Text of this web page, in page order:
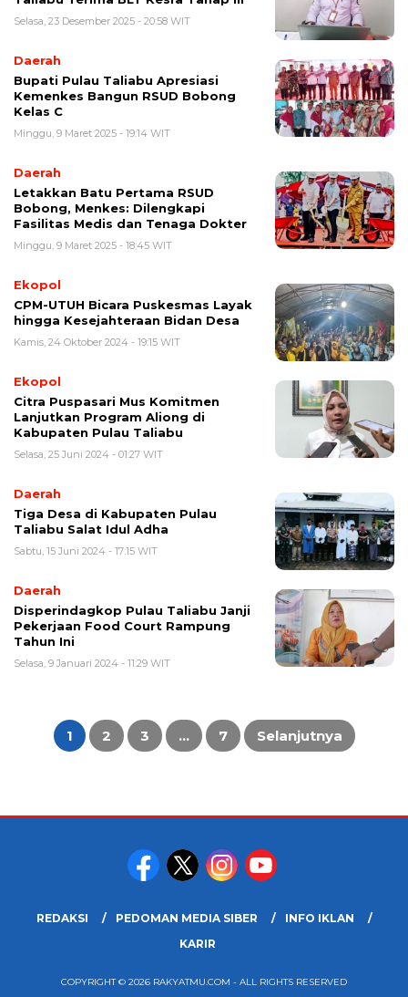
Selasa, 23 Desember 2025 - 20:58 WIT
Daerah
Bupati Pulau Taliabu Apresiasi
Kemenkes Bangun RSUD Bobong
Kelas C
Minggu, 9 Maret 2025 - 19:14 WIT
Daerah
Letakkan Batu Pertama RSUD
Bobong, Menkes: Dilengkapi
Fasilitas Medis dan Tenaga Dokter
Minggu, 9 Maret 2025 - 18:45 WIT
Ekopol
CPM-UTUH Bicara Puskesmas Layak
hingga Kesejahteraan Bidan Desa
Kamis, 24 Oktober 2024 - 19:15 WIT
Ekopol
Citra Puspasari Mus Komitmen
Lanjutkan Program Aliong di
Kabupaten Pulau Taliabu
Selasa, 25 Juni 2024 - 01:27 WIT
Daerah
Tiga Desa di Kabupaten Pulau
Taliabu Salat Idul Adha
Sabtu, 15 Juni 2024 - 17:15 WIT
Daerah
Disperindagkop Pulau Taliabu Janji
Pekerjaan Food Court Rampung
Tahun Ini
Selasa, 9 Januari 2024 - 11:29 WIT
Paginasi
pos1 2 3 … 7 Selanjutnya
REDAKSI PEDOMAN MEDIA SIBER
INFO IKLAN
KARIR
COPYRIGHT © 2026 RAKYATMU.COM - ALL RIGHTS RESERVED